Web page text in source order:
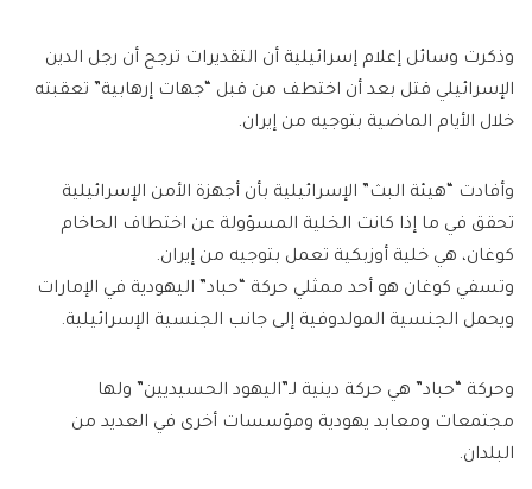
وذكرت وسائل إعلام إسرائيلية أن التقديرات ترجح أن رجل الدين
الإسرائيلي قتل بعد أن اختطف من قبل “جهات إرهابية” تعقبته
خلال الأيام الماضية بتوجيه من إيران.
وأفادت “هيئة البث” الإسرائيلية بأن أجهزة الأمن الإسرائيلية
تحقق في ما إذا كانت الخلية المسؤولة عن اختطاف الحاخام
كوغان، هي خلية أوزبكية تعمل بتوجيه من إيران.
وتسفي كوغان هو أحد ممثلي حركة “حباد” اليهودية في الإمارات
ويحمل الجنسية المولدوفية إلى جانب الجنسية الإسرائيلية.
وحركة “حباد” هي حركة دينية لـ”اليهود الحسيديين” ولها
مجتمعات ومعابد يهودية ومؤسسات أخرى في العديد من
البلدان.